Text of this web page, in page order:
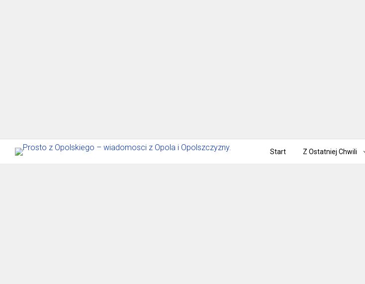
Start Z Ostatniej Chwili